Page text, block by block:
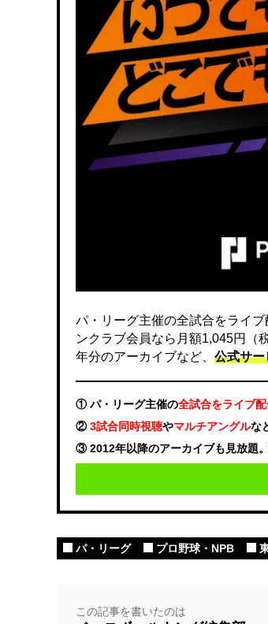
パ・リーグ主催の全試合をライブ
ンクラブ会員なら月額1,045円（
年分のアーカイブなど、 公式サー
① パ・リーグ主催の全試合をライブ
②3試合同時視聴やマルチアングルな
③ 2012年以降のアーカイブも見放題。
パ・リーグ プロ野球・NPB
この記事を書いたのは